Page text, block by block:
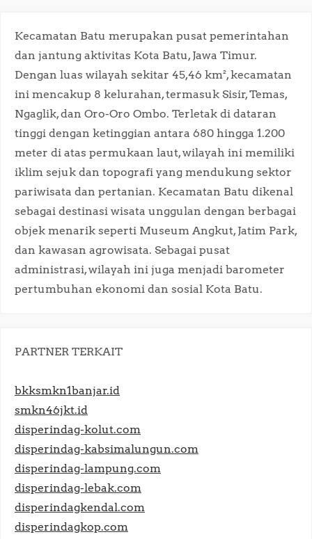
Kecamatan Batu merupakan pusat pemerintahan
dan jantung aktivitas Kota Batu, Jawa Timur.
Dengan luas wilayah sekitar 45,46 km², kecamatan
ini mencakup 8 kelurahan, termasuk Sisir, Temas,
Ngaglik, dan Oro-Oro Ombo. Terletak di dataran
tinggi dengan ketinggian antara 680 hingga 1.200
meter di atas permukaan laut, wilayah ini memiliki
iklim sejuk dan topografi yang mendukung sektor
pariwisata dan pertanian. Kecamatan Batu dikenal
sebagai destinasi wisata unggulan dengan berbagai
objek menarik seperti Museum Angkut, Jatim Park,
dan kawasan agrowisata. Sebagai pusat
administrasi, wilayah ini juga menjadi barometer
pertumbuhan ekonomi dan sosial Kota Batu.​
PARTNER TERKAIT
bkksmkn1banjar.id
smkn46jkt.id
disperindag-kolut.com
disperindag-kabsimalungun.com
disperindag-lampung.com
disperindag-lebak.com
disperindagkendal.com
disperindagkop.com